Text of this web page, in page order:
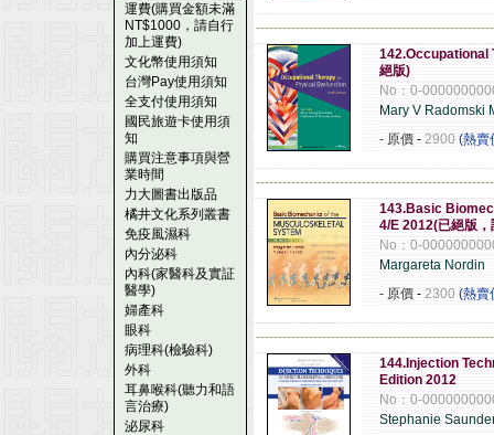
運費(購買金額未滿
NT$1000，請自行
加上運費)
文化幣使用須知
台灣Pay使用須知
全支付使用須知
國民旅遊卡使用須
知
購買注意事項與營
業時間
力大圖書出版品
橘井文化系列叢書
免疫風濕科
內分泌科
內科(家醫科及實証
醫學)
婦產科
眼科
病理科(檢驗科)
外科
耳鼻喉科(聽力和語
言治療)
泌尿科
142.Occupational
絕版)
No：0-
Mary V Radomski
- 原價 - 2900 (熱賣
143.Basic
4/E 2012(已絕版，
No：0-
Margareta Nordin
- 原價 - 2300 (熱賣
144.Injection
Edition 2012
No：0-
Stephanie